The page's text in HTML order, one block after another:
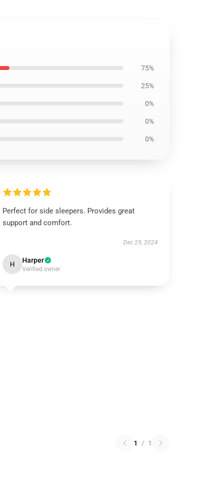
75%
25%
0%
0%
0%
Perfect for side sleepers. Provides great
support and comfort.
Dec 29, 2024
H Harper
Verified owner
1 / 1